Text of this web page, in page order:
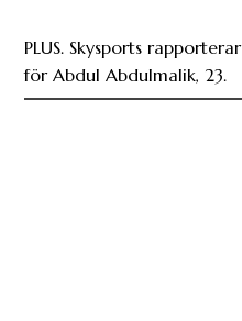
PLUS. Skysports
för Abdul Abdulmalik, 23.